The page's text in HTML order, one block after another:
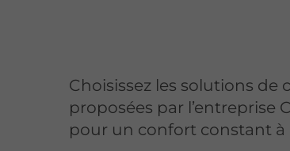
Choisissez les solutions de
proposées par l’entreprise
pour un confort constant à